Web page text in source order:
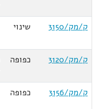
ק/מק/3150
שינוי
ק/מק/3120
כפופה
ק/מק/3156
כפופה